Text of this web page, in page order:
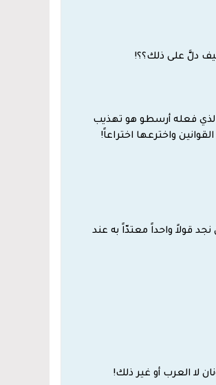
فكيف دلَّ على ذلك؟؟!
الذي فعله أرسطو هو تهذيب
واخترعها اختراعاً!
قولاً واحداً معتدّاً به عند
لا العرب أو غير ذلك!